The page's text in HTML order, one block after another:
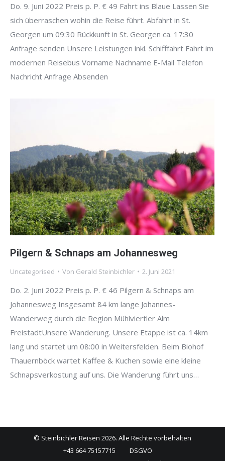
Do. 9. Juni 2022 Preis p. P. € 49 Fahrt ins Blaue Lassen Sie
sich überraschen wohin die Reise führt. Abfahrt in St.
Georgen um 09:30 Rückkunft in St. Georgen ca. 17:30
Anfrage senden Unsere Leistungen inkl. Schifffahrt Fahrt im
modernen Reisebus Vorname Nachname E-Mail Telefon
Nachricht Anfrage Absenden
Pilgern & Schnaps am Johannesweg
Uncategorised Von Gerald Steinbichler 2. Juni 2021
Do. 2. Juni 2022 Preis p. P. € 46 Pilgern & Schnaps am
Johannesweg Insgesamt 84 km lange Johannes-
Wanderweg durch die Region Mühlviertler Alm
FreistadtUnsere Wanderung. Unsere Etappe ist ca. 14km
lang und startet um 08:00 in Weitersfelden. Beim Biohof
Thauernböck wartet Kaffee & Kuchen sowie eine kleine
Schnapsverkostung auf uns. Die Wanderung führt uns…
© Steinbichler Reisen 2026. Alle Rechte vorbehalten
+43 664 75157715
DSGVO